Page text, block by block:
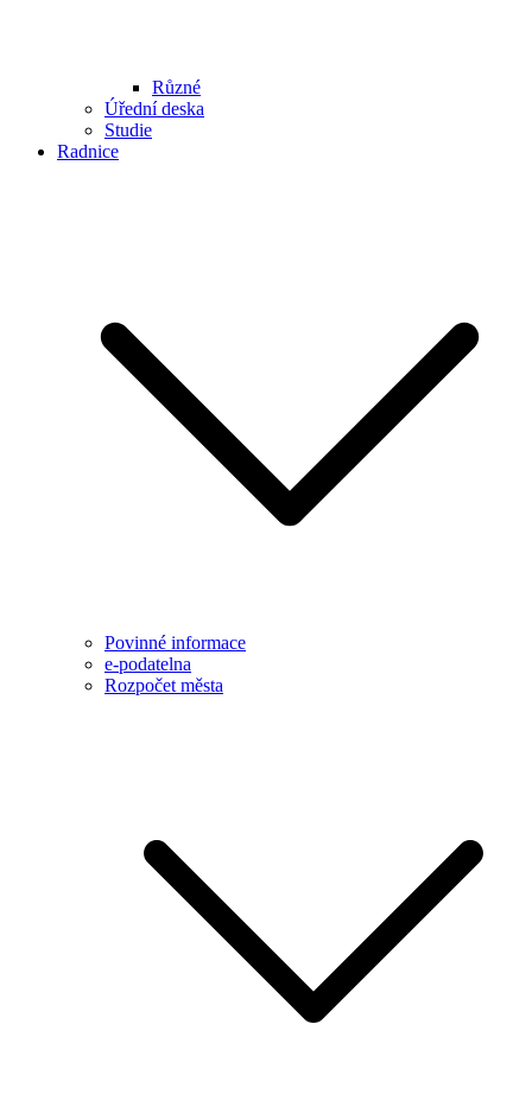
Různé
Úřední deska
Studie
Radnice
Povinné informace
e-podatelna
Rozpočet města